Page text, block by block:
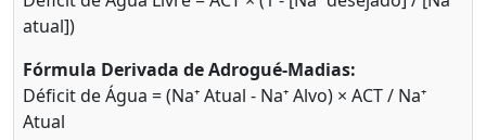
atual])
Fórmula Derivada de Adrogué-Madias:
Déficit de Água = (Na⁺ Atual - Na⁺ Alvo) × ACT / Na⁺
Atual